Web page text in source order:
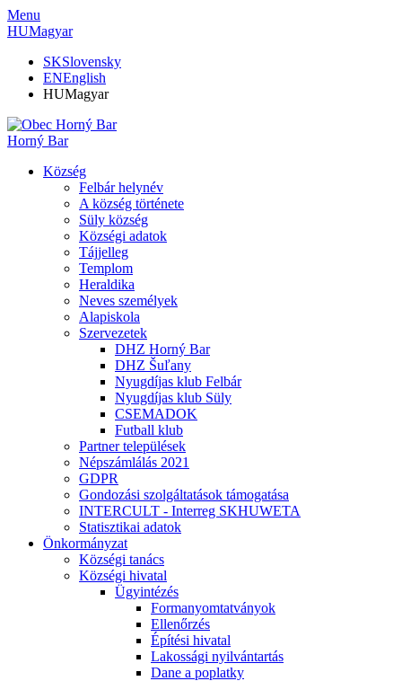
Menu
HUMagyar
SKSlovensky
ENEnglish
HUMagyar
Horný Bar
Község
Felbár helynév
A község története
Süly község
Községi adatok
Tájjelleg
Templom
Heraldika
Neves személyek
Alapiskola
Szervezetek
DHZ Horný Bar
DHZ Šuľany
Nyugdíjas klub Felbár
Nyugdíjas klub Süly
CSEMADOK
Futball klub
Partner települések
Népszámlálás 2021
GDPR
Gondozási szolgáltatások támogatása
INTERCULT - Interreg SKHUWETA
Statisztikai adatok
Önkormányzat
Községi tanács
Községi hivatal
Ügyintézés
Formanyomtatványok
Ellenőrzés
Építési hivatal
Lakossági nyilvántartás
Dane a poplatky